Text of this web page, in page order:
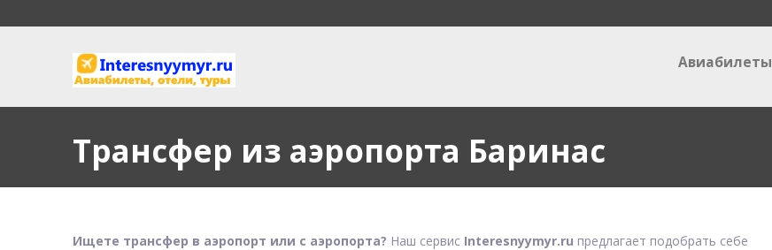
Авиабилеты
Трансфер из аэропорта Баринас
Ищете трансфер в аэропорт или с аэропорта? Наш сервис Interesnyymyr.ru предлагает подобрать себе